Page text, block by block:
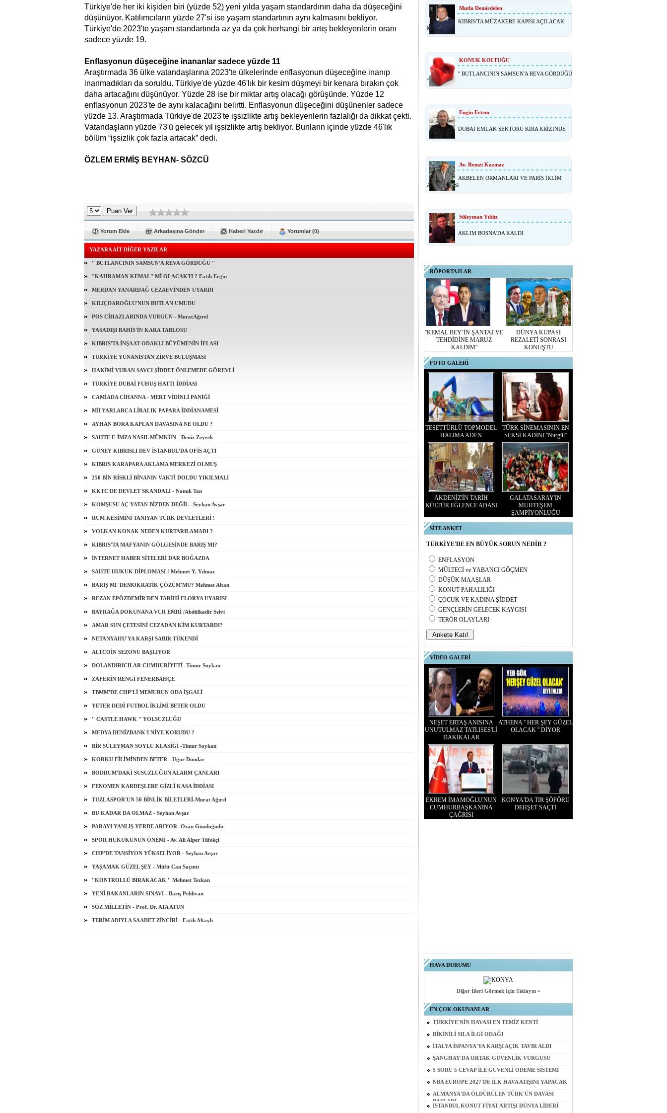
Türkiye'de her iki kişiden biri (yüzde 52) yeni yılda yaşam standardının daha da düşeceğini
düşünüyor. Katılımcıların yüzde 27'si ise yaşam standartının aynı kalmasını bekliyor.
Türkiye'de 2023'te yaşam standartında az ya da çok herhangi bir artış bekleyenlerin oranı
sadece yüzde 19.
Enflasyonun düşeceğine inananlar sadece yüzde 11
Araştırmada 36 ülke vatandaşlarına 2023'te ülkelerinde enflasyonun düşeceğine inanıp
inanmadıkları da soruldu. Türkiye'de yüzde 46'lık bir kesim düşmeyi bir kenara bırakın çok
daha artacağını düşünüyor. Yüzde 28 ise bir miktar artış olacağı görüşünde. Yüzde 12
enflasyonun 2023'te de aynı kalacağını belirtti. Enflasyonun düşeceğini düşünenler sadece
yüzde 13. Araştırmada Türkiye'de 2023'te işsizlikte artış bekleyenlerin fazlalığı da dikkat çekti.
Vatandaşların yüzde 73'ü gelecek yıl işsizlikte artış bekliyor. Bunların içinde yüzde 46'lık
bölüm “işsizlik çok fazla artacak” dedi.
ÖZLEM ERMİŞ BEYHAN- SÖZCÜ
Yorum Ekle Arkadaşına Gönder Haberi Yazdır Yorumlar (0)
YAZARA AİT DİĞER YAZILAR
'' BUTLANCININ SAMSUN'A REVA GÖRDÜĞÜ ''
"KAHRAMAN KEMAL" Mİ OLACAKTI ? Fatih Ergin
MERDAN YANARDAĞ CEZAEVİNDEN UYARDI
KILIÇDAROĞLU'NUN BUTLAN UMUDU
POS CİHAZLARINDA VURGUN - MuratAğırel
YASADIŞI BAHİS'İN KARA TABLOSU
KIBRIS'TA İNŞAAT ODAKLI BÜYÜMENİN İFLASI
TÜRKİYE YUNANİSTAN ZİRVE BULUŞMASI
HAKİMİ VURAN SAVCI ŞİDDET ÖNLEMEDE GÖREVLİ
TÜRKİYE DUBAİ FUHUŞ HATTI İDDİASI
CAMİADA CİHANNA - MERT VİDİNLİ PANİĞİ
MİLYARLARCA LİRALIK PAPARA İDDİANAMESİ
AYHAN BORA KAPLAN DAVASINA NE OLDU ?
SAHTE E-İMZA NASIL MÜMKÜN - Deniz Zeyrek
GÜNEY KIBRISLI DEV İSTANBUL'DA OFİS AÇTI
KIBRIS KARAPARA AKLAMA MERKEZİ OLMUŞ
250 BİN RİSKLİ BİNANIN VAKTİ DOLDU YIKILMALI
KKTC'DE DEVLET SKANDALI - Namık Tan
KOMŞUSU AÇ YATAN BİZDEN DEĞİL - Seyhan Avşar
RUM KESİMİNİ TANIYAN TÜRK DEVLETLERİ !
VOLKAN KONAK NEDEN KURTARILAMADI ?
KIBRIS'TA MAFYANIN GÖLGESİNDE BARIŞ MI?
İNTERNET HABER SİTELERİ DAR BOĞAZDA
SAHTE HUKUK DİPLOMASI ! Mehmet Y. Yılmaz
BARIŞ MI 'DEMOKRATİK ÇÖZÜM'MÜ? Mehmet Altan
REZAN EPÖZDEMİR'DEN TARİHİ FLORYA UYARISI
BAYRAĞA DOKUNANA VUR EMRİ /Abdülkadir Selvi
AMAR SUN ÇETESİNİ CEZADAN KİM KURTARDI?
NETANYAHU'YA KARŞI SABIR TÜKENDİ
ALTCOİN SEZONU BAŞLIYOR
DOLANDIRICILAR CUMHURİYETİ -Timur Soykan
ZAFERİN RENGİ FENERBAHÇE
TBMM'DE CHP'Lİ MEMURUN ODA İŞGALİ
YETER DEDİ FUTBOL İKLİMİ BETER OLDU
'' CASTLE HAWK '' YOLSUZLUĞU
MEDYA DENİZBANK'I NİYE KORUDU ?
BİR SÜLEYMAN SOYLU KLASİĞİ -Timur Soykan
KORKU FİLİMİNDEN BETER - Uğur Dündar
BODRUM'DAKİ SUSUZLUĞUN ALARM ÇANLARI
FENOMEN KARDEŞLERE GİZLİ KASA İDDİASI
TUZLASPOR'UN 50 BİNLİK BİLETLERİ-Murat Ağırel
BU KADAR DA OLMAZ - Seyhan Avşar
PARAYI YANLIŞ YERDE ARIYOR -Ozan Gündoğudu
SPOR HUKUKUNUN ÖNEMİ - Av. Ali Alper Tüfekçi
CHP'DE TANSİYON YÜKSELİYOR - Seyhan Avşar
YAŞAMAK GÜZEL ŞEY - Müfit Can Saçıntı
''KONTROLLÜ BIRAKACAK '' Mehmet Tezkan
YENİ BAKANLARIN SINAVI - Barış Pehlivan
SÖZ MİLLETİN - Prof. Dr. ATA ATUN
TERİM ADIYLA SAADET ZİNCİRİ - Fatih Altaylı
Mutlu Demirdelen
KIBRIS'TA MÜZAKERE KAPISI AÇILACAK
MI?
KONUK KOLTUĞU
'' BUTLANCININ SAMSUN'A REVA GÖRDÜĞÜ
''
Engin Ertem
DUBAİ EMLAK SEKTÖRÜ KİRA KRİZİNDE
Av. Remzi Kazmaz
AKBELEN ORMANLARI VE PARİS İKLİM
ANLAŞMASI
Süleyman Yıldız
AKLIM BOSNA'DA KALDI
RÖPORTAJLAR
''KEMAL BEY’İN ŞANTAJ VE
TEHDİDİNE MARUZ
KALDIM''
DÜNYA KUPASI
REZALETİ SONRASI
KONUŞTU
FOTO GALERİ
TESETTÜRLÜ TOPMODEL
HALIMA ADEN
TÜRK SİNEMASININ EN
SEKSİ KADINI ''Nurgül''
AKDENİZ'İN TARİH
KÜLTÜR EĞLENCE ADASI
GALATASARAY'IN
MUHTEŞEM
ŞAMPİYONLUĞU
SİTE ANKET
TÜRKİYE'DE EN BÜYÜK SORUN NEDİR ?
ENFLASYON
MÜLTECİ ve YABANCI GÖÇMEN
DÜŞÜK MAAŞLAR
KONUT PAHALILIĞI
ÇOCUK VE KADINA ŞİDDET
GENÇLERİN GELECEK KAYGISI
TERÖR OLAYLARI
VİDEO GALERİ
NEŞET ERTAŞ ANISINA
UNUTULMAZ TATLISES'Lİ
DAKİKALAR
ATHENA '' HER ŞEY GÜZEL
OLACAK '' DİYOR
EKREM İMAMOĞLU'NUN
CUMHURBAŞKANINA
ÇAĞRISI
KONYA'DA TIR ŞÖFÖRÜ
DEHŞET SAÇTI
HAVA DURUMU
Diğer İlleri Görmek İçin Tıklayın »
EN ÇOK OKUNANLAR
TÜRKİYE'NİN HAVASI EN TEMİZ KENTİ
BİKİNİLİ SILA İLGİ ODAĞI
İTALYA İSPANYA'YA KARŞI AÇIK TAVIR ALDI
ŞANGHAY'DA ORTAK GÜVENLİK VURGUSU
5 SORU 5 CEVAP İLE GÜVENLİ ÖDEME SİSTEMİ
NBA EUROPE 2027'DE İLK HAVA ATIŞINI YAPACAK
ALMANYA'DA ÖLDÜRÜLEN TÜRK'ÜN DAVASI
BAŞLADI
İSTANBUL KONUT FİYAT ARTIŞI DÜNYA LİDERİ